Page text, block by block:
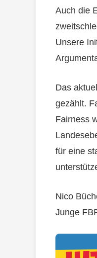
Auch die
Unsere
Das
gezählt.
Fairness
für eine
Nico
Junge